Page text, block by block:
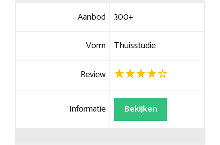
Aanbod 300+
Vorm Thuisstudie
Review
Informatie Bekijken